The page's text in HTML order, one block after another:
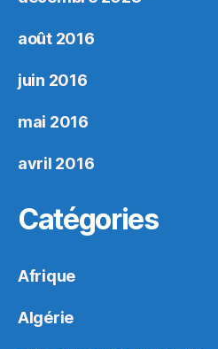
août 2016
juin 2016
mai 2016
avril 2016
Catégories
Afrique
Algérie